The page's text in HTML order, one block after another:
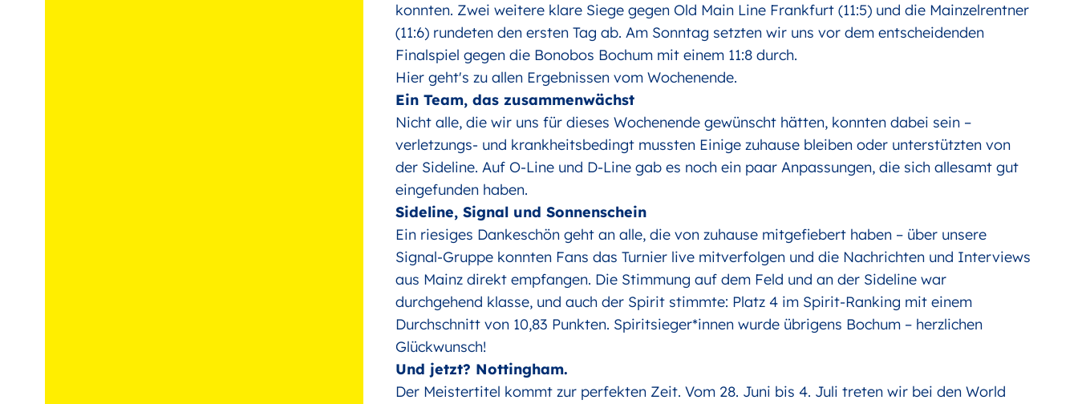
konnten. Zwei weitere klare Siege gegen Old Main Line Frankfurt (11:5) und die Mainzelrentner
(11:6) rundeten den ersten Tag ab. Am Sonntag setzten wir uns vor dem entscheidenden
Finalspiel gegen die Bonobos Bochum mit einem 11:8 durch.
Hier geht's zuallen Ergebnissen vom Wochenende.
Ein Team, das zusammenwächst
Nicht alle, die wir uns für dieses Wochenende gewünscht hätten, konnten dabei sein –
verletzungs- und krankheitsbedingt mussten Einige zuhause bleiben oder unterstützten von
der Sideline. Auf O-Line und D-Line gab es noch ein paar Anpassungen, die sich allesamt gut
eingefunden haben.
Sideline, Signal und Sonnenschein
Ein riesiges Dankeschön geht an alle, die von zuhause mitgefiebert haben – über unsere
Signal-Gruppe konnten Fans das Turnier live mitverfolgen und die Nachrichten und Interviews
aus Mainz direkt empfangen. Die Stimmung auf dem Feld und an der Sideline war
durchgehend klasse, und auch der Spirit stimmte: Platz 4 im Spirit-Ranking mit einem
Durchschnitt von 10,83 Punkten. Spiritsieger*innen wurde übrigens Bochum – herzlichen
Glückwunsch!
Und jetzt? Nottingham.
Der Meistertitel kommt zur perfekten Zeit. Vom 28. Juni bis 4. Juli treten wir bei den World